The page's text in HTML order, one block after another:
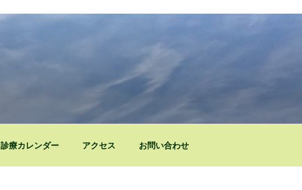
診療カレンダー アクセス お問い合わせ